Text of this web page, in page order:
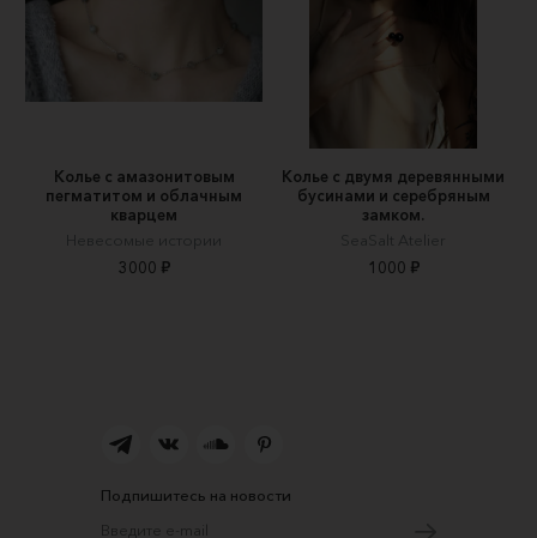
Колье с амазонитовым
пегматитом и облачным
кварцем
Невесомые истории
3000 ₽
Колье с двумя деревянными
бусинами и серебряным
замком.
SeaSalt Atelier
1000 ₽
Подпишитесь на новости